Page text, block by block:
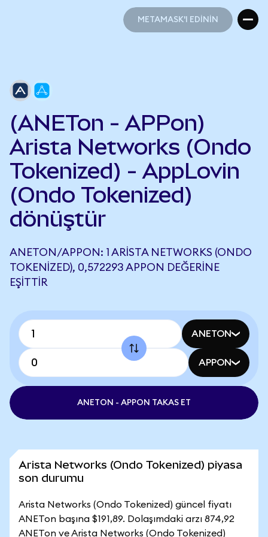
METAMASK'I EDİNİN
(ANETon - APPon)
Arista Networks (Ondo
Tokenized) - AppLovin
(Ondo Tokenized)
dönüştür
ANETON/APPON: 1 ARISTA NETWORKS (ONDO
TOKENIZED), 0,572293 APPON DEĞERINE
EŞITTIR
ANETON
APPON
ANETON - APPON TAKAS ET
Arista Networks (Ondo Tokenized) piyasa
son durumu
Arista Networks (Ondo Tokenized) güncel fiyatı
ANETon başına $191,89. Dolaşımdaki arzı 874,92
ANETon ve Arista Networks (Ondo Tokenized)